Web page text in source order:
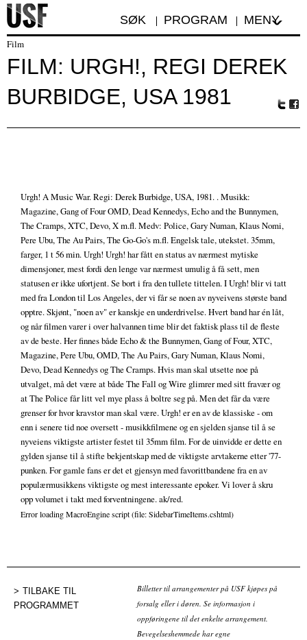
SØK PROGRAM MENY
Film
FILM: URGH!, REGI DEREK
BURBIDGE, USA 1981
Urgh! A Music War. Regi: Derek Burbidge, USA, 1981. . Musikk:
Magazine, Gang of Four OMD, Dead Kennedys, Echo and the Bunnymen,
The Cramps, XTC, Devo, X m.fl. Medv: Police, Gary Numan, Klaus Nomi,
Pere Ubu, The Au Pairs, The Go-Go's m.fl. Engelsk tale, utekstet. 35mm,
farger, 1 t 56 min. Urgh! Urgh! har fått en status av nærmest mytiske
dimensjoner, mest fordi den lenge var nærmest umulig å få sett, men
statusen er ikke ufortjent. Se bort i fra den tullete tittelen. I Urgh! blir vi tatt
med fra London til Los Angeles, der vi får se noen av nyveivens største band
opptre. Skjønt, "noen av" er kanskje en underdrivelse. Hvert band har én låt,
og når filmen varer i over halvannen time blir det faktisk plass til de fleste
av de beste. Her finnes både Echo & the Bunnymen, Gang of Four, XTC,
Magazine, Pere Ubu, OMD, The Au Pairs, Gary Numan, Klaus Nomi,
Devo, Dead Kennedys og The Cramps. Hvis man skal utsette noe på
utvalget, må det være at både The Fall og Wire glimrer med sitt fravær og
at The Police får litt vel mye plass å boltre seg på. Men det får da være
grenser for hvor kravstor man skal være. Urgh! er en av de klassiske - om
enn i senere tid noe oversett - musikkfilmene og en sjelden sjanse til å se
nyveiens viktigste artister festet til 35mm film. For de uinvidde er dette en
gylden sjanse til å stifte bekjentskap med de viktigste arvtakerne etter '77-
punken. For gamle fans er det et gjensyn med favorittbandene fra en av
populærmusikkens viktigste og mest interessante epoker. Vi lover å skru
opp volumet i takt med forventningene. ak/red.
Error loading MacroEngine script (file: SidebarTimeItems.cshtml)
TILBAKE TIL
PROGRAMMET
Billetter til arrangementer på USF kjøpes på
forsalg eller i døren. Se informasjon i
oppføringene til det enkelte arrangement.
Bevegelseshemmede har egne